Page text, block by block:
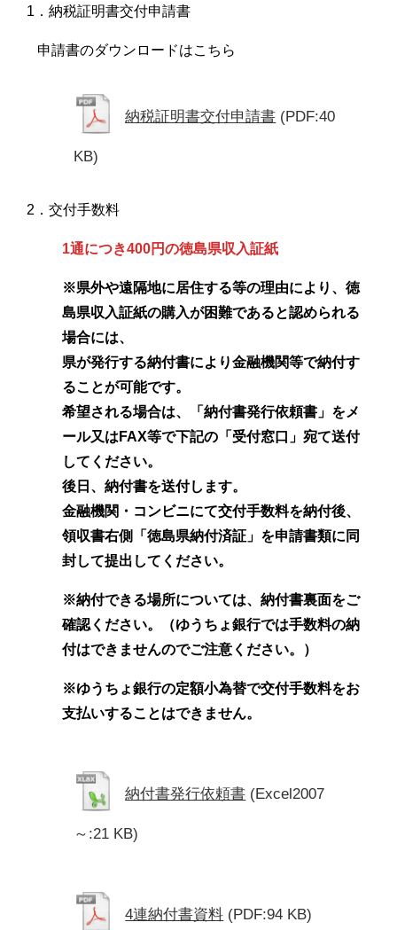
1．納税証明書交付申請書
申請書のダウンロードはこちら
納税証明書交付申請書 (PDF:40
KB)
2．交付手数料
1通につき400円の徳島県収入証紙
※県外や遠隔地に居住する等の理由により、徳
島県収入証紙の購入が困難であると認められる
場合には、
県が発行する納付書により金融機関等で納付す
ることが可能です。
希望される場合は、「納付書発行依頼書」をメ
ール又はFAX等で下記の「受付窓口」宛て送付
してください。
後日、納付書を送付します。
金融機関・コンビニにて交付手数料を納付後、
領収書右側「徳島県納付済証」を申請書類に同
封して提出してください。
※納付できる場所については、納付書裏面をご
確認ください。（ゆうちょ銀行では手数料の納
付はできませんのでご注意ください。）
※ゆうちょ銀行の定額小為替で交付手数料をお
支払いすることはできません。
納付書発行依頼書 (Excel2007
～:21 KB)
4連納付書資料 (PDF:94 KB)